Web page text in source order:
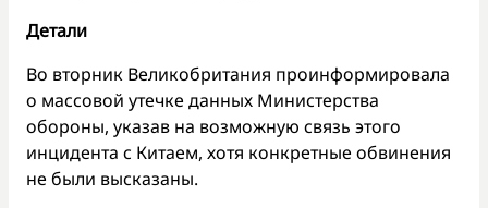
Детали
Во вторник Великобритания проинформировала
о массовой утечке данных Министерства
обороны, указав на возможную связь этого
инцидента с Китаем, хотя конкретные обвинения
не были высказаны.